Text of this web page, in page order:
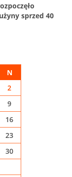
sprzed 40
N
2
9
16
23
30